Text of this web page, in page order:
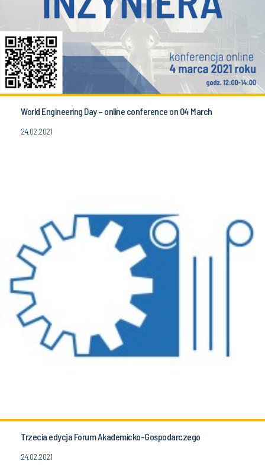
World Engineering Day – online conference on 04 March
24.02.2021
Trzecia edycja Forum Akademicko-Gospodarczego
24.02.2021